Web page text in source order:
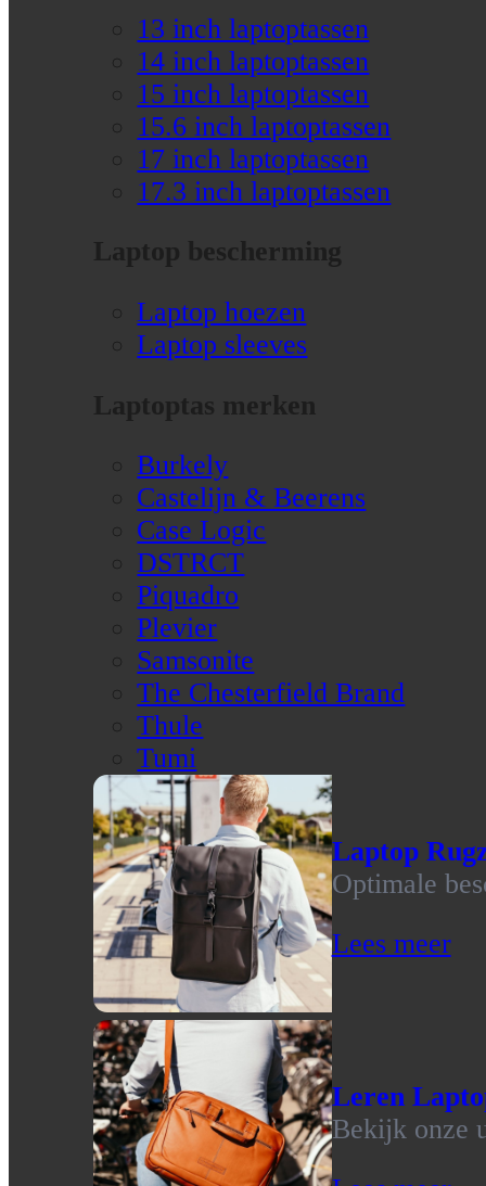
13 inch laptoptassen
14 inch laptoptassen
15 inch laptoptassen
15.6 inch laptoptassen
17 inch laptoptassen
17.3 inch laptoptassen
Laptop bescherming
Laptop hoezen
Laptop sleeves
Laptoptas merken
Burkely
Castelijn & Beerens
Case Logic
DSTRCT
Piquadro
Plevier
Samsonite
The Chesterfield Brand
Thule
Tumi
Laptop
Optimale
Lees meer
Leren
Bekijk onze